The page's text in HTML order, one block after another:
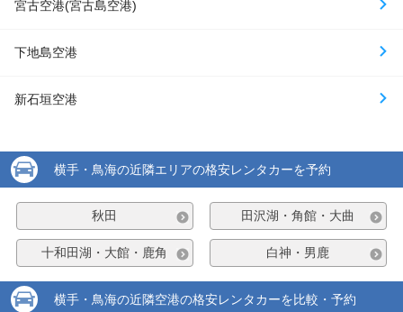
宮古空港(宮古島空港)
下地島空港
新石垣空港
横手・鳥海の近隣エリアの格安レンタカーを予約
秋田 田沢湖・角館・大曲
十和田湖・大館・鹿角 白神・男鹿
横手・鳥海の近隣空港の格安レンタカーを比較・予約